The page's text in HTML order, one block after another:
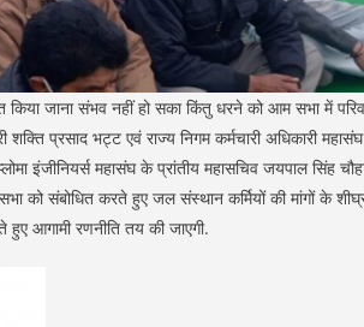
जाना संभव नहीं हो सका किंतु धरने को आम सभा में
प्रसाद भट्ट एवं राज्य निगम कर्मचारी अधिकारी
इंजीनियर्स महासंघ के प्रांतीय महासचिव जयपाल सिंह
को संबोधित करते हुए जल संस्थान कर्मियों की मांगों के
आगामी रणनीति तय की जाएगी.